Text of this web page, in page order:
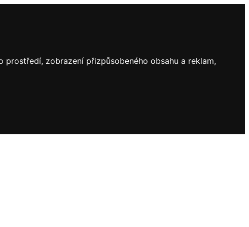
zobrazení přizpůsobeného obsahu a reklam,